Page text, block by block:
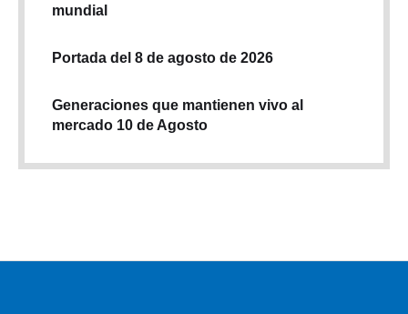
mundial
Portada del 8 de agosto de 2026
Generaciones que mantienen vivo al
mercado 10 de Agosto